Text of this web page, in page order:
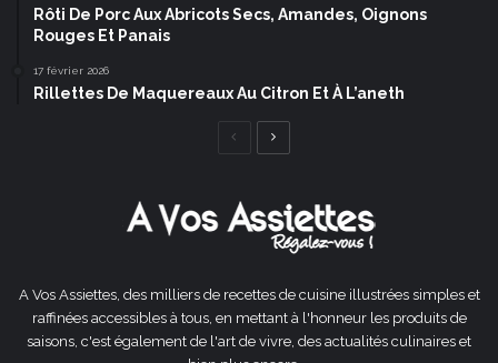
Rôti De Porc Aux Abricots Secs, Amandes, Oignons
Rouges Et Panais
17 février 2026
Rillettes De Maquereaux Au Citron Et À L’aneth
Page
A Vos Assiettes, des milliers de recettes de cuisine illustrées simples et
raffinées accessibles à tous, en mettant à l'honneur les produits de
saisons, c'est également de l'art de vivre, des actualités culinaires et